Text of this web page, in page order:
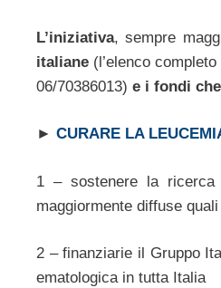
L’iniziativa, sempre
italiane (l’elenco
06/70386013) e i fondi
► CURARE LA
1 – sostenere la ricerca
maggiormente diffuse
2 – finanziarie il Gruppo
ematologica in tutta Italia